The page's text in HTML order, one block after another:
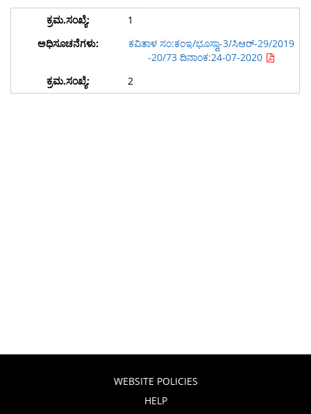
1
ಕವಿತಾಳ ಸಂ:ಕಂಇ/ಭೂಸ್ವಾ-3/ಸಿಆರ್-29/2019
-20/73 ದಿನಾಂಕ:24-07-2020
2
WEBSITE POLICIES
HELP